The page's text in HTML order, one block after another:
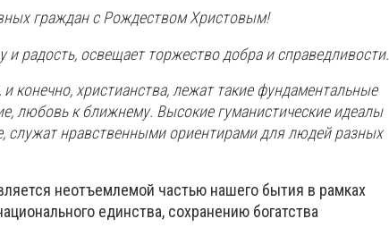
граждан с Рождеством Христовым!
и радость, освещает торжество добра и справедливости.
конечно, христианства, лежат такие фундаментальные
любовь к ближнему. Высокие гуманистические идеалы
служат нравственными ориентирами для людей разных
неотъемлемой частью нашего бытия в рамках
единства, сохранению богатства